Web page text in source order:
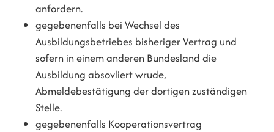
anfordern.
gegebenenfalls bei Wechsel des
Ausbildungsbetriebes bisheriger Vertrag und
sofern in einem anderen Bundesland die
Ausbildung absovliert wrude,
Abmeldebestätigung der dortigen zuständigen
Stelle.
gegebenenfalls Kooperationsvertrag